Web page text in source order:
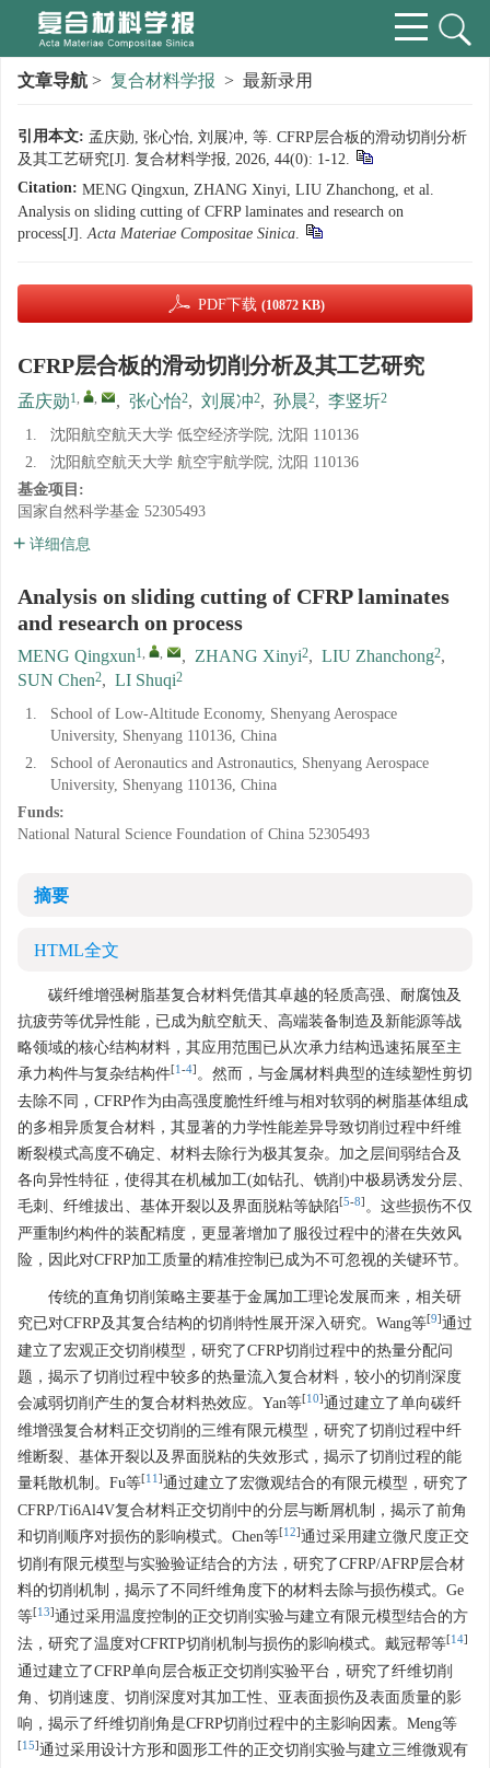
文章导航 > 复合材料学报 > 最新录用
引用本文: 孟庆勋, 张心怡, 刘展冲, 等. CFRP层合板的滑动切削分析
及其工艺研究[J]. 复合材料学报, 2026, 44(0): 1-12.
Citation: MENG Qingxun, ZHANG Xinyi, LIU Zhanchong, et al.
Analysis on sliding cutting of CFRP laminates and research on
process[J].Acta Materiae Compositae Sinica.
PDF下载 (10872 KB)
CFRP层合板的滑动切削分析及其工艺研究
孟庆勋1, , , 张心怡2, 刘展冲2, 孙晨2, 李竖圻2
1.
沈阳航空航天大学 低空经济学院, 沈阳 110136
2.
沈阳航空航天大学 航空宇航学院, 沈阳 110136
基金项目:
国家自然科学基金 52305493
详细信息
Analysis on sliding cutting of CFRP laminates
and research on process
MENG Qingxun1, , , ZHANG Xinyi2, LIU Zhanchong2,
SUN Chen2, LI Shuqi2
1.
School of Low-Altitude Economy, Shenyang Aerospace
University, Shenyang 110136, China
2.
School of Aeronautics and Astronautics, Shenyang Aerospace
University, Shenyang 110136, China
Funds:
National Natural Science Foundation of China 52305493
摘要
HTML全文
碳纤维增强树脂基复合材料凭借其卓越的轻质高强、耐腐蚀及
抗疲劳等优异性能，已成为航空航天、高端装备制造及新能源等战
略领域的核心结构材料，其应用范围已从次承力结构迅速拓展至主
承力构件与复杂结构件[1 -4] 。然而，与金属材料典型的连续塑性剪切
去除不同，CFRP作为由高强度脆性纤维与相对软弱的树脂基体组成
的多相异质复合材料，其显著的力学性能差异导致切削过程中纤维
断裂模式高度不确定、材料去除行为极其复杂。加之层间弱结合及
各向异性特征，使得其在机械加工(如钻孔、铣削)中极易诱发分层、
毛刺、纤维拔出、基体开裂以及界面脱粘等缺陷[5-8] 。这些损伤不仅
严重制约构件的装配精度，更显著增加了服役过程中的潜在失效风
险，因此对CFRP加工质量的精准控制已成为不可忽视的关键环节。
传统的直角切削策略主要基于金属加工理论发展而来，相关研
究已对CFRP及其复合结构的切削特性展开深入研究。Wang等[9]通过
建立了宏观正交切削模型，研究了CFRP切削过程中的热量分配问
题，揭示了切削过程中较多的热量流入复合材料，较小的切削深度
会减弱切削产生的复合材料热效应。Yan等[10]通过建立了单向碳纤
维增强复合材料正交切削的三维有限元模型，研究了切削过程中纤
维断裂、基体开裂以及界面脱粘的失效形式，揭示了切削过程的能
量耗散机制。Fu等[11 ]通过建立了宏微观结合的有限元模型，研究了
CFRP/Ti6Al4V复合材料正交切削中的分层与断屑机制，揭示了前角
和切削顺序对损伤的影响模式。Chen等[12]通过采用建立微尺度正交
切削有限元模型与实验验证结合的方法，研究了CFRP/AFRP层合材
料的切削机制，揭示了不同纤维角度下的材料去除与损伤模式。Ge
等[13]通过采用温度控制的正交切削实验与建立有限元模型结合的方
法，研究了温度对CFRTP切削机制与损伤的影响模式。戴冠帮等[14]
通过建立了CFRP单向层合板正交切削实验平台，研究了纤维切削
角、切削速度、切削深度对其加工性、亚表面损伤及表面质量的影
响，揭示了纤维切削角是CFRP切削过程中的主影响因素。Meng等
[15]通过采用设计方形和圆形工件的正交切削实验与建立三维微观有